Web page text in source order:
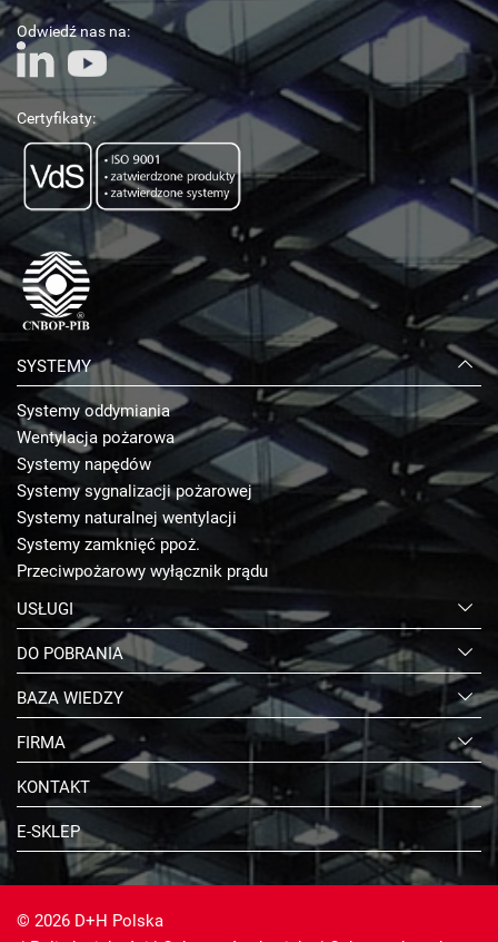
Odwiedź nas na:
Certyfikaty:
SYSTEMY
Systemy oddymiania
Wentylacja pożarowa
Systemy napędów
Systemy sygnalizacji pożarowej
Systemy naturalnej wentylacji
Systemy zamknięć ppoż.
Przeciwpożarowy wyłącznik prądu
USŁUGI
DO POBRANIA
BAZA WIEDZY
FIRMA
KONTAKT
E-SKLEP
© 2026 D+H Polska